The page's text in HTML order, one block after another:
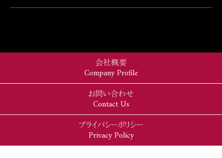
会社概要
Company Profile
お問い合わせ
Contact Us
プライバシーポリシー
Privacy Policy